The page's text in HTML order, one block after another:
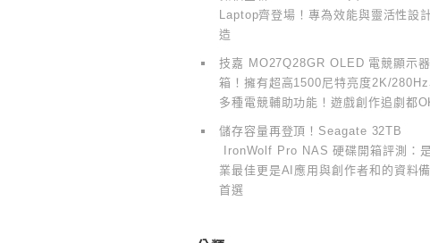
Laptop齊登場！專為效能與靈活性設
造
技嘉 MO27Q28GR OLED 電競顯示
箱！擁有超高1500尼特亮度2K/
多種電競輔助功能！遊戲創作追劇都
儲存容量再登頂！Seagate 32TB
IronWolf Pro NAS 硬碟開箱評測：
業最佳更是AI應用與創作者和的資料
首選